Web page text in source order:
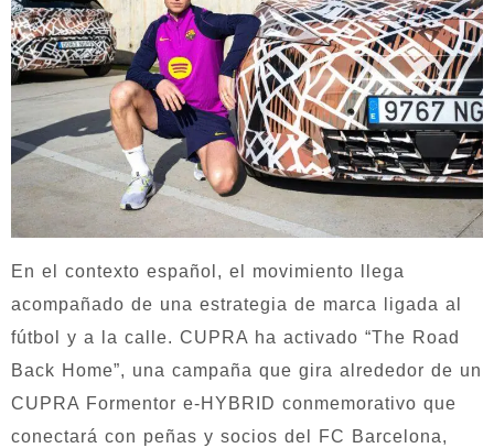
En el contexto español, el movimiento llega
acompañado de una estrategia de marca ligada al
fútbol y a la calle. CUPRA ha activado “The Road
Back Home”, una campaña que gira alrededor de un
CUPRA Formentor e-HYBRID conmemorativo que
conectará con peñas y socios del FC Barcelona,